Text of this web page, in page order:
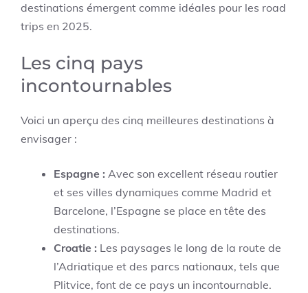
destinations émergent comme idéales pour les road
trips en 2025.
Les cinq pays
incontournables
Voici un aperçu des cinq meilleures destinations à
envisager :
Espagne : Avec son excellent réseau routier
et ses villes dynamiques comme Madrid et
Barcelone, l’Espagne se place en tête des
destinations.
Croatie : Les paysages le long de la route de
l’Adriatique et des parcs nationaux, tels que
Plitvice, font de ce pays un incontournable.